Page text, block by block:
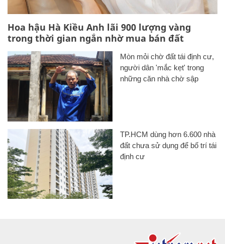
Hoa hậu Hà Kiều Anh lãi 900 lượng vàng
trong thời gian ngắn nhờ mua bán đất
Mòn mỏi chờ đất tái định cư,
người dân 'mắc kẹt' trong
những căn nhà chờ sập
TP.HCM dùng hơn 6.600 nhà
đất chưa sử dụng để bố trí tái
định cư